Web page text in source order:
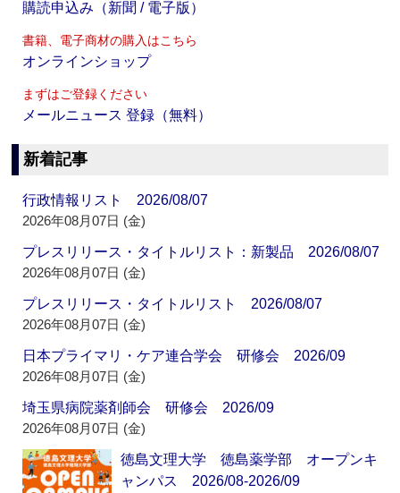
購読申込み（新聞 / 電子版）
書籍、電子商材の購入はこちら
オンラインショップ
まずはご登録ください
メールニュース 登録（無料）
新着記事
行政情報リスト 2026/08/07
2026年08月07日 (金)
プレスリリース・タイトルリスト：新製品 2026/08/07
2026年08月07日 (金)
プレスリリース・タイトルリスト 2026/08/07
2026年08月07日 (金)
日本プライマリ・ケア連合学会 研修会 2026/09
2026年08月07日 (金)
埼玉県病院薬剤師会 研修会 2026/09
2026年08月07日 (金)
徳島文理大学 徳島薬学部 オープンキ
ャンパス 2026/08-2026/09